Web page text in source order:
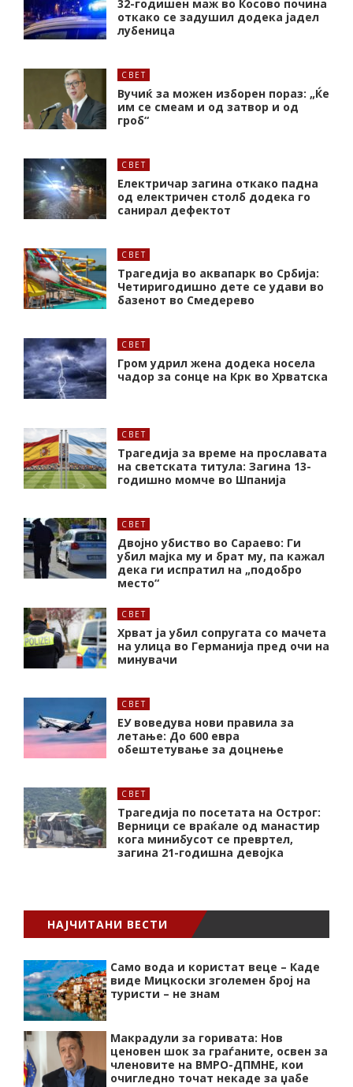
32-годишен маж во Косово почина
откако се задушил додека јадел
лубеница
СВЕТ
Вучиќ за можен изборен пораз: „Ќе
им се смеам и од затвор и од
гроб“
СВЕТ
Електричар загина откако падна
од електричен столб додека го
санирал дефектот
СВЕТ
Трагедија во аквапарк во Србија:
Четиригодишно дете се удави во
базенот во Смедерево
СВЕТ
Гром удрил жена додека носела
чадор за сонце на Крк во Хрватска
СВЕТ
Трагедија за време на прославата
на светската титула: Загина 13-
годишно момче во Шпанија
СВЕТ
Двојно убиство во Сараево: Ги
убил мајка му и брат му, па кажал
дека ги испратил на „подобро
место“
СВЕТ
Хрват ја убил сопругата со мачета
на улица во Германија пред очи на
минувачи
СВЕТ
ЕУ воведува нови правила за
летање: До 600 евра
обештетување за доцнење
СВЕТ
Трагедија по посетата на Острог:
Верници се враќале од манастир
кога минибусот се превртел,
загина 21-годишна девојка
НАЈЧИТАНИ ВЕСТИ
Само вода и користат веце – Каде
виде Мицкоски зголемен број на
туристи – не знам
Макрадули за горивата: Нов
ценовен шок за граѓаните, освен за
членовите на ВМРО-ДПМНЕ, кои
очигледно точат некаде за џабе